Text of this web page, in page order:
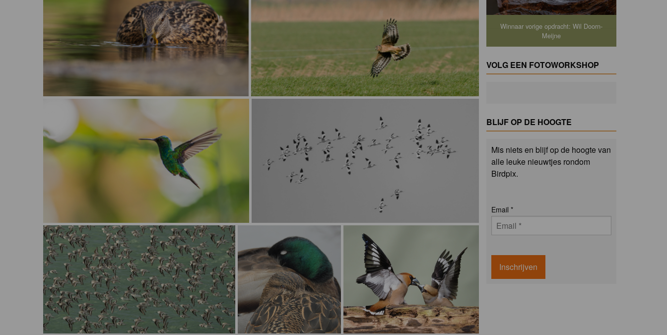
Winnaar vorige opdracht: Wil Doorn-
Meijne
VOLG EEN FOTOWORKSHOP
BLIJF OP DE HOOGTE
Mis niets en blijf op de hoogte van
alle leuke nieuwtjes rondom
Birdpix.
Email *
Inschrijven